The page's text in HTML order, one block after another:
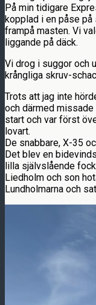
På min tidigare
kopplad i en påse
frampå masten. Vi
liggande på däck.
Vi drog i suggor och
krångliga skruv-
Trots att jag inte
och därmed
start och var först
lovart.
De snabbare, X-35
Det blev en
lilla självslående
Liedholm och son
Lundholmarna och